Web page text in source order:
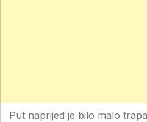
Put naprijed je bilo malo